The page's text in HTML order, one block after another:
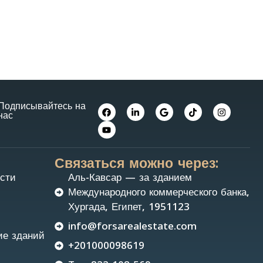
на
зданий
Связаться можно через:
Аль-Кавсар — за зданием
Международного коммерческого банка,
Хургада, Египет, 1951123
info@forsarealestate.com
+201000098619